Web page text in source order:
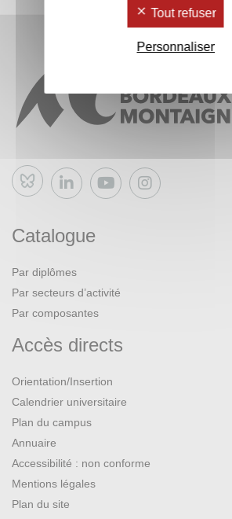
Bluesky
Catalogue
Par diplômes
Par secteurs d’activité
Par composantes
Accès directs
Orientation/Insertion
Calendrier universitaire
Plan du campus
Annuaire
Accessibilité : non conforme
Mentions légales
Plan du site
Tout refuser
Personnaliser